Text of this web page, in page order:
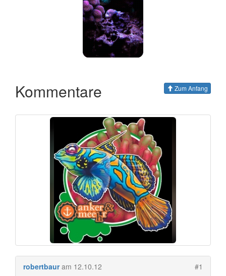
Kommentare Zum Anfang
robertbaur am 12.10.12 #1